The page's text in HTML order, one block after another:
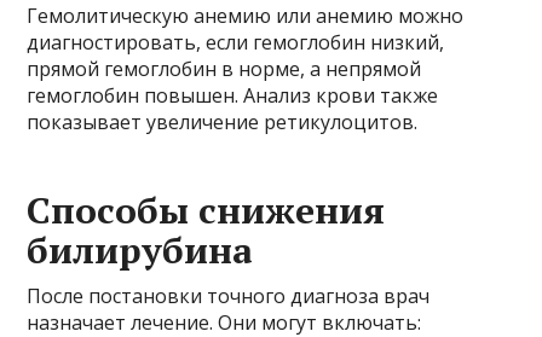
Гемолитическую анемию или анемию можно
диагностировать, если гемоглобин низкий,
прямой гемоглобин в норме, а непрямой
гемоглобин повышен. Анализ крови также
показывает увеличение ретикулоцитов.
Способы снижения
билирубина
После постановки точного диагноза врач
назначает лечение. Они могут включать: